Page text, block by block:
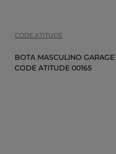
CODE ATITUDE
BOTA MASCULINO GARAGE
CODE ATITUDE 00165